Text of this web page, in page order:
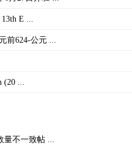
E ...
前624-公元 ...
...
不一致帖 ...